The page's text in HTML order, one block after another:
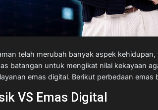
telah merubah banyak aspek
batangan untuk mengikat nilai kekayaan
emas digital. Berikut perbedaan emas
VS Emas Digital